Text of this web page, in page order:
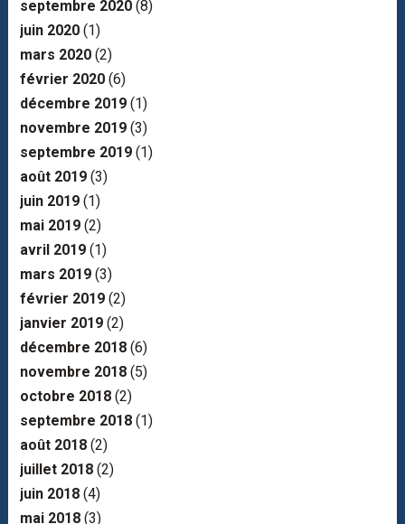
septembre 2020(8)
juin 2020(1)
mars 2020(2)
février 2020(6)
décembre 2019(1)
novembre 2019(3)
septembre 2019(1)
août 2019(3)
juin 2019(1)
mai 2019(2)
avril 2019(1)
mars 2019(3)
février 2019(2)
janvier 2019(2)
décembre 2018(6)
novembre 2018(5)
octobre 2018(2)
septembre 2018(1)
août 2018(2)
juillet 2018(2)
juin 2018(4)
mai 2018(3)